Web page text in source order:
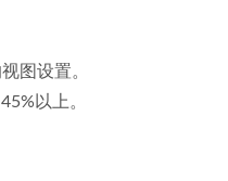
图设置。
以上。